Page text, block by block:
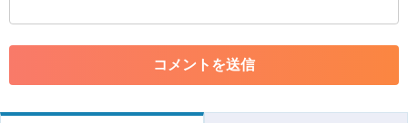
・アカウントの売買など金銭が絡む内容の投稿
・各ゲームのネタバレを含む内容の投稿
・その他、管理者が不適切と判断した投稿
だけますでしょうか。